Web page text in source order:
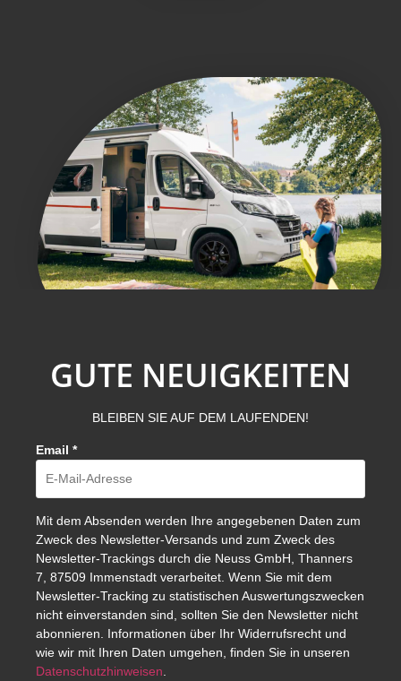
GUTE NEUIGKEITEN
BLEIBEN SIE AUF DEM LAUFENDEN!
Email *
Mit dem Absenden werden Ihre angegebenen Daten zum
Zweck des Newsletter-Versands und zum Zweck des
Newsletter-Trackings durch die Neuss GmbH, Thanners
7, 87509 Immenstadt verarbeitet. Wenn Sie mit dem
Newsletter-Tracking zu statistischen Auswertungszwecken
nicht einverstanden sind, sollten Sie den Newsletter nicht
abonnieren. Informationen über Ihr Widerrufsrecht und
wie wir mit Ihren Daten umgehen, finden Sie in unseren
Datenschutzhinweisen